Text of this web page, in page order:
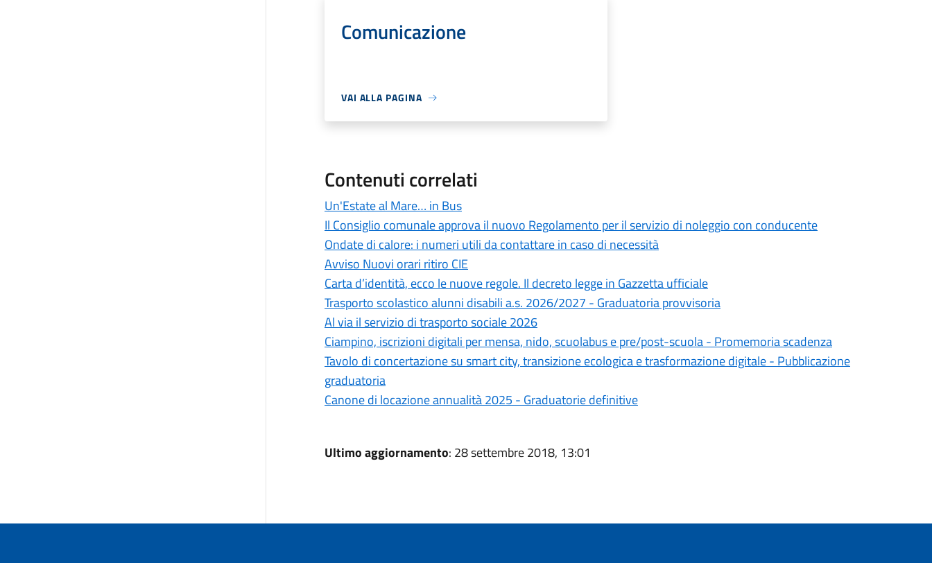
Comunicazione
VAI ALLA PAGINA
Contenuti correlati
Un'Estate al Mare… in Bus
Il Consiglio comunale approva il nuovo Regolamento per il servizio di noleggio con conducente
Ondate di calore: i numeri utili da contattare in caso di necessità
Avviso Nuovi orari ritiro CIE
Carta d’identità, ecco le nuove regole. Il decreto legge in Gazzetta ufficiale
Trasporto scolastico alunni disabili a.s. 2026/2027 - Graduatoria provvisoria
Al via il servizio di trasporto sociale 2026
Ciampino, iscrizioni digitali per mensa, nido, scuolabus e pre/post-scuola - Promemoria scadenza
Tavolo di concertazione su smart city, transizione ecologica e trasformazione digitale - Pubblicazione
graduatoria
Canone di locazione annualità 2025 - Graduatorie definitive
Ultimo aggiornamento: 28 settembre 2018, 13:01